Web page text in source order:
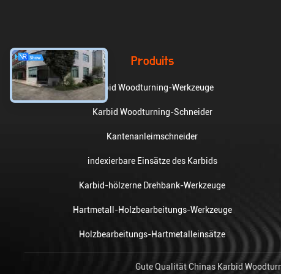
Produits
Karbid Woodturning-Werkzeuge
Karbid Woodturning-Schneider
Kantenanleimschneider
indexierbare Einsätze des Karbids
Karbid-hölzerne Drehbank-Werkzeuge
Hartmetall-Holzbearbeitungs-Werkzeuge
Holzbearbeitungs-Hartmetalleinsätze
Gute Qualität Chinas Karbid